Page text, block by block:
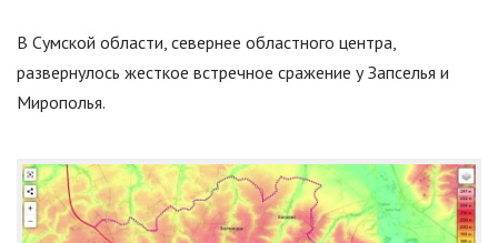
В Сумской области, севернее областного центра,
развернулось жесткое встречное сражение у Запселья и
Мирополья.